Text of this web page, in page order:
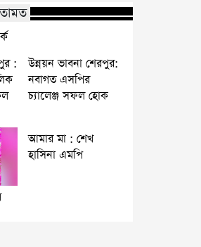
:
উন্নয়ন ভাবনা শেরপুর:
নবাগত এসপির
চ্যালেঞ্জ সফল হোক
আমার মা : শেখ
হাসিনা এমপি